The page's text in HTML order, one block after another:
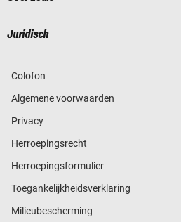
Juridisch
Colofon
Algemene voorwaarden
Privacy
Herroepingsrecht
Herroepingsformulier
Toegankelijkheidsverklaring
Milieubescherming